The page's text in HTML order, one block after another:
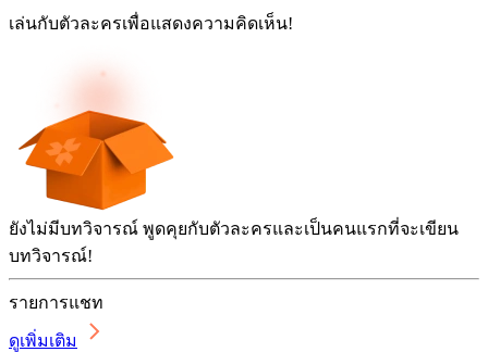
เล่นกับตัวละครเพื่อแสดงความคิดเห็น!
ยังไม่มีบทวิจารณ์ พูดคุยกับตัวละครและเป็นคนแรกที่จะเขียน
บทวิจารณ์!
รายการแชท
ดูเพิ่มเติม